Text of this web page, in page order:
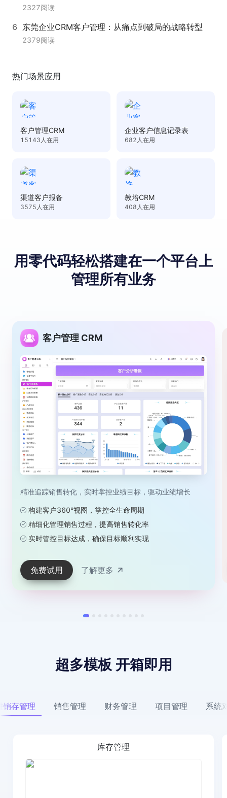
2327阅读
东莞企业CRM客户管理：从痛点到破局的战略转型
2379阅读
热门场景应用
客户管理CRM
15143 人在用
企业客户信息记录表
682 人在用
渠道客户报备
3575 人在用
教培CRM
408 人在用
用零代码轻松搭建在⼀个平台上
管理所有业务
精准追踪销售转化，实时掌控业绩目标，驱动业绩增长
构建客户360°视图，掌控全生命周期
精细化管理销售过程，提高销售转化率
实时管控目标达成，确保目标顺利实现
免费试用 了解更多
客户管理 CRM
超多模板 开箱即用
销存管理 销售管理 财务管理 项目管理 系统
库存管理